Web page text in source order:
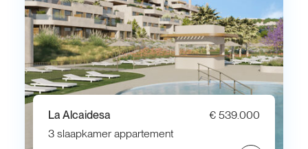
La Alcaidesa
€ 539.000
3 slaapkamer appartement